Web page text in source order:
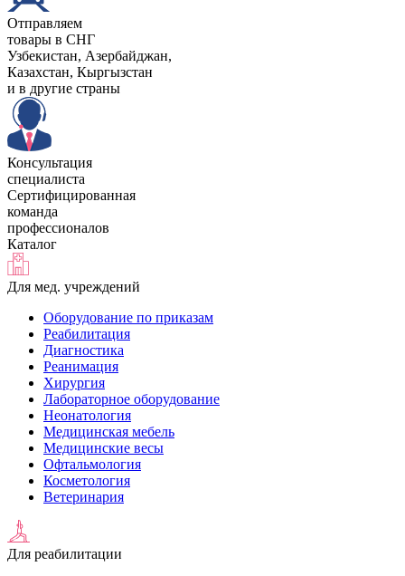
Отправляем
товары в СНГ
Узбекистан, Aзербайджан,
Казахстан, Кыргызстан
и в другие страны
Консультация
специалиста
Сертифицированная
команда
профессионалов
Каталог
Для мед. учреждений
Оборудование по приказам
Реабилитация
Диагностика
Реанимация
Хирургия
Лабораторное оборудование
Неонатология
Медицинская мебель
Медицинские весы
Офтальмология
Косметология
Ветеринария
Для реабилитации